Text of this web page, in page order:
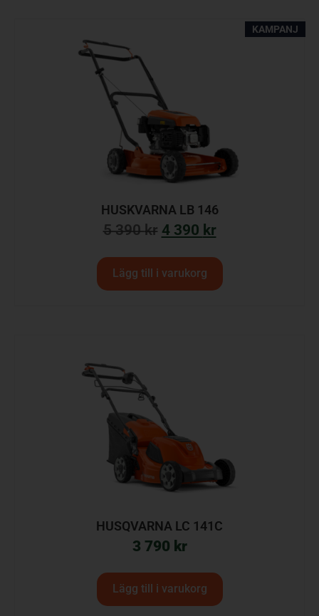
KAMPANJ
HUSKVARNA LB 146
5 390kr 4 390 kr
Lägg till i varukorg
HUSQVARNA LC 141C
3 790 kr
Lägg till i varukorg